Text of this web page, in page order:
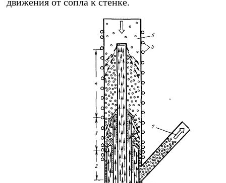
движения от сопла к стенке.